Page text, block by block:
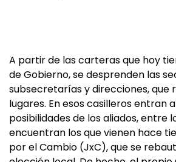
A partir de las carteras que hoy
de Gobierno, se desprenden las
subsecretarías y direcciones, que
lugares. En esos casilleros entran
posibilidades de los aliados, entre
encuentran los que vienen hace
por el Cambio (JxC), que se